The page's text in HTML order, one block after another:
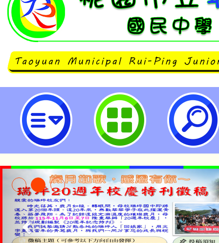
[114暑輔班級.學員.時間.教室.課
瑞坪國民中學